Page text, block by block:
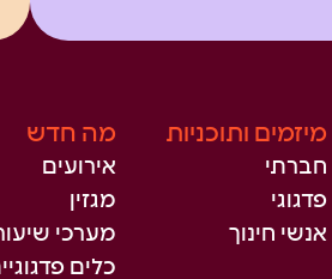
מיזמים ותוכניות
חברתי
פדגוגי
אנשי חינוך
מה חדש
אירועים
מגזין
מערכי
כלים